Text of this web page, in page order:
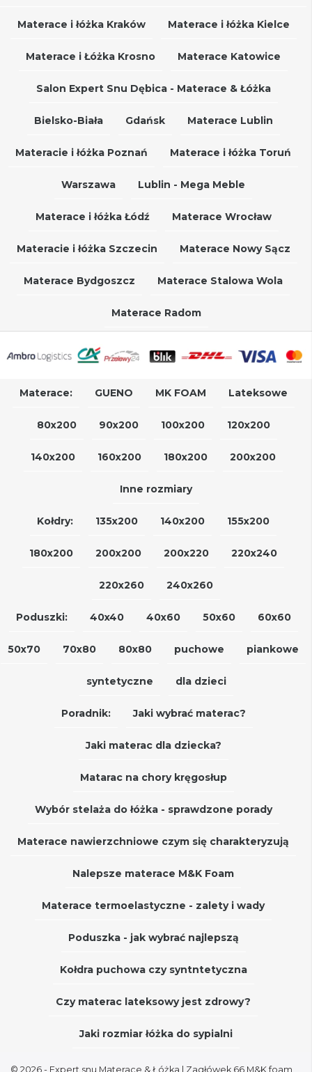
Materace i łóżka Kraków Materace i łóżka Kielce
Materace i Łóżka Krosno Materace Katowice
Salon Expert Snu Dębica - Materace & Łóżka
Bielsko-Biała Gdańsk Materace Lublin
Materacie i łóżka Poznań Materace i łóżka Toruń
Warszawa Lublin - Mega Meble
Materace i łóżka Łódź Materace Wrocław
Materacie i łóżka Szczecin Materace Nowy Sącz
Materace Bydgoszcz Materace Stalowa Wola
Materace Radom
Materace: GUENO MK FOAM Lateksowe
80x200 90x200 100x200 120x200
140x200 160x200 180x200 200x200
Inne rozmiary
Kołdry: 135x200 140x200 155x200
180x200 200x200 200x220 220x240
220x260 240x260
Poduszki: 40x40 40x60 50x60 60x60
50x70 70x80 80x80 puchowe piankowe
syntetyczne dla dzieci
Poradnik: Jaki wybrać materac?
Jaki materac dla dziecka?
Matarac na chory kręgosłup
Wybór stelaża do łóżka - sprawdzone porady
Materace nawierzchniowe czym się charakteryzują
Nalepsze materace M&K Foam
Materace termoelastyczne - zalety i wady
Poduszka - jak wybrać najlepszą
Kołdra puchowa czy syntntetyczna
Czy materac lateksowy jest zdrowy?
Jaki rozmiar łóżka do sypialni
© 2026 - Expert snu Materace & Łóżka | Zagłówek 66 M&K foam